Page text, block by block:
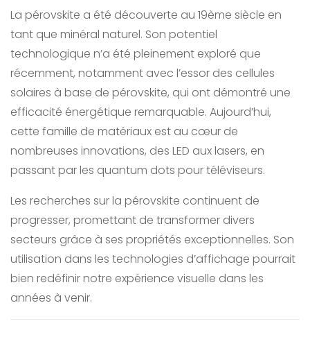
La pérovskite a été découverte au 19ème siècle en
tant que minéral naturel. Son potentiel
technologique n’a été pleinement exploré que
récemment, notamment avec l’essor des cellules
solaires à base de pérovskite, qui ont démontré une
efficacité énergétique remarquable. Aujourd’hui,
cette famille de matériaux est au cœur de
nombreuses innovations, des LED aux lasers, en
passant par les quantum dots pour téléviseurs.
Les recherches sur la pérovskite continuent de
progresser, promettant de transformer divers
secteurs grâce à ses propriétés exceptionnelles. Son
utilisation dans les technologies d’affichage pourrait
bien redéfinir notre expérience visuelle dans les
années à venir.